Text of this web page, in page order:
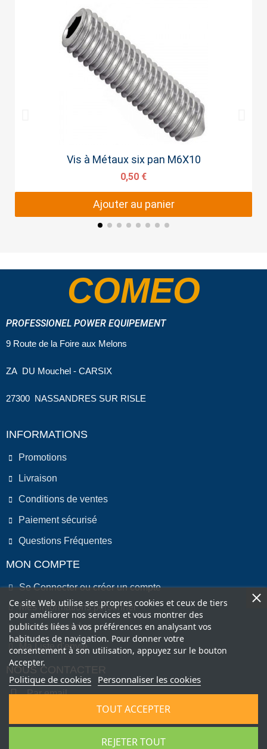
Aperçu rapide
Vis à Métaux six pan M6X10
0,50 €
Ajouter au panier
COMEO
PROFESSIONEL POWER EQUIPEMENT
9 Route de la Foire aux Melons
ZA DU Mouchel - CARSIX
27300 NASSANDRES SUR RISLE
INFORMATIONS
Promotions
Livraison
Conditions de ventes
Paiement sécurisé
Questions Fréquentes
MON COMPTE
Se Connecter ou créer un compte
Mes informations personnel
Mes commandes
Ma Liste d'envie
NOUS CONTACTER
Par email
Ce site Web utilise ses propres cookies et ceux de tiers
pour améliorer nos services et vous montrer des
publicités liées à vos préférences en analysant vos
habitudes de navigation. Pour donner votre
consentement à son utilisation, appuyez sur le bouton
Accepter.
Politique de cookies Personnaliser les cookies
REJETER TOUT
TOUT ACCEPTER
Copyright © 2022 by COMEO FRANCE SAS . All Right Reserved.